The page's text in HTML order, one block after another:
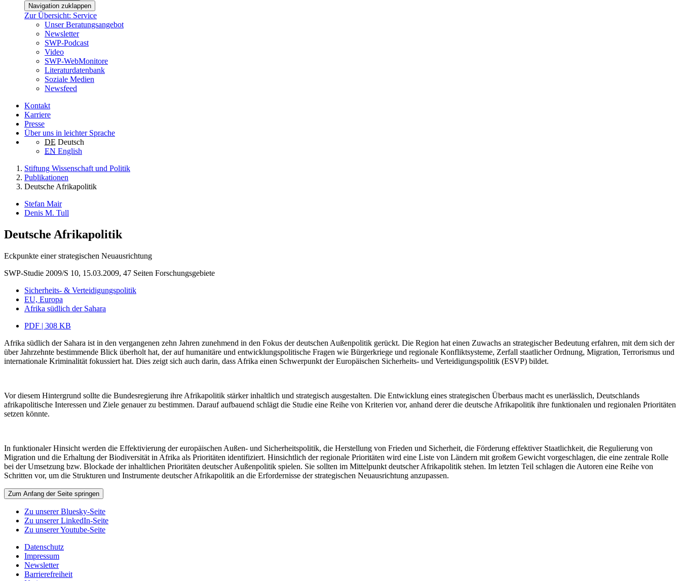
Navigation zuklappen
Zur Übersicht: Service
Unser Beratungsangebot
Newsletter
SWP-Podcast
Video
SWP-WebMonitore
Literaturdatenbank
Soziale Medien
Newsfeed
Kontakt
Karriere
Presse
Über uns in leichter Sprache
DE Deutsch
EN English
Stiftung Wissenschaft und Politik
Publikationen
Deutsche Afrikapolitik
Stefan Mair
Denis M. Tull
Deutsche Afrikapolitik
Eckpunkte einer strategischen Neuausrichtung
SWP-Studie 2009/S 10, 15.03.2009, 47 Seiten Forschungsgebiete
Sicherheits- & Verteidigungspolitik
EU, Europa
Afrika südlich der Sahara
PDF | 308 KB
Afrika südlich der Sahara ist in den vergangenen zehn Jahren zunehmend in den Fokus der deutschen Außenpolitik gerückt. Die Region hat einen Zuwachs an strategischer Bedeutung erfahren, mit dem sich der
über Jahrzehnte bestimmende Blick überholt hat, der auf humanitäre und entwicklungspolitische Fragen wie Bürgerkriege und regionale Konfliktsysteme, Zerfall staatlicher Ordnung, Migration, Terrorismus und
internationale Kriminalität fokussiert hat. Dies zeigt sich auch darin, dass Afrika einen Schwerpunkt der Europäischen Sicherheits- und Verteidigungspolitik (ESVP) bildet.
Vor diesem Hintergrund sollte die Bundesregierung ihre Afrikapolitik stärker inhaltlich und strategisch ausgestalten. Die Entwicklung eines strategischen Überbaus macht es unerlässlich, Deutschlands
afrikapolitische Interessen und Ziele genauer zu bestimmen. Darauf aufbauend schlägt die Studie eine Reihe von Kriterien vor, anhand derer die deutsche Afrikapolitik ihre funktionalen und regionalen Prioritäten
setzen könnte.
In funktionaler Hinsicht werden die Effektivierung der europäischen Außen- und Sicherheitspolitik, die Herstellung von Frieden und Sicherheit, die Förderung effektiver Staatlichkeit, die Regulierung von
Migration und die Erhaltung der Biodiversität in Afrika als Prioritäten identifiziert. Hinsichtlich der regionale Prioritäten wird eine Liste von Ländern mit großem Gewicht vorgeschlagen, die eine zentrale Rolle
bei der Umsetzung bzw. Blockade der inhaltlichen Prioritäten deutscher Außenpolitik spielen. Sie sollten im Mittelpunkt deutscher Afrikapolitik stehen. Im letzten Teil schlagen die Autoren eine Reihe von
Schritten vor, um die Strukturen und Instrumente deutscher Afrikapolitik an die Erfordernisse der strategischen Neuausrichtung anzupassen.
Zum Anfang der Seite springen
Zu unserer Bluesky-Seite
Zu unserer LinkedIn-Seite
Zu unserer Youtube-Seite
Datenschutz
Impressum
Newsletter
Barrierefreiheit